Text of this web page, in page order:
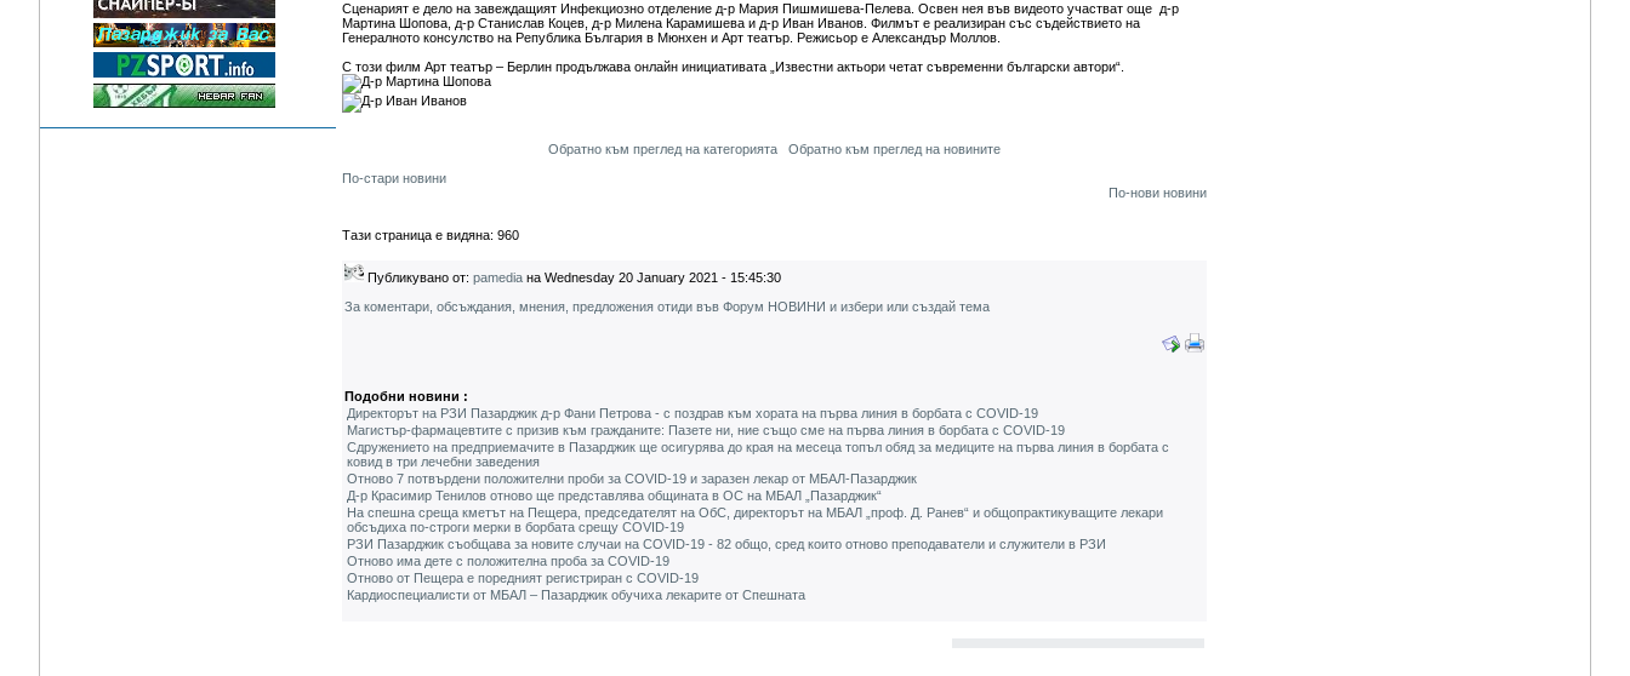
Сценарият е дело на завеждащият Инфекциозно отделение д-р Мария Пишмишева-Пелева. Освен нея във видеото участват още д-р
Мартина Шопова, д-р Станислав Коцев, д-р Милена Карамишева и д-р Иван Иванов. Филмът е реализиран със съдействието на
Генералното консулство на Република България в Мюнхен и Арт театър. Режисьор е Александър Моллов.
С този филм Арт театър – Берлин продължава онлайн инициативата „Известни актьори четат съвременни български автори“.
Обратно към преглед на категорията
Обратно към преглед на новините
По-стари новини
По-нови новини
Тази страница е видяна: 960
Публикувано от: pamedia на Wednesday 20 January 2021 - 15:45:30
За коментари, обсъждания, мнения, предложения отиди във Форум НОВИНИ и избери или създай тема
Подобни новини :
Директорът на РЗИ Пазарджик д-р Фани Петрова - с поздрав към хората на първа линия в борбата с COVID-19
Магистър-фармацевтите с призив към гражданите: Пазете ни, ние също сме на първа линия в борбата с COVID-19
Сдружението на предприемачите в Пазарджик ще осигурява до края на месеца топъл обяд за медиците на първа линия в борбата с
ковид в три лечебни заведения
Отново 7 потвърдени положителни проби за COVID-19 и заразен лекар от МБАЛ-Пазарджик
Д-р Красимир Тенилов отново ще представлява общината в ОС на МБАЛ „Пазарджик“
На спешна среща кметът на Пещера, председателят на ОбС, директорът на МБАЛ „проф. Д. Ранев“ и общопрактикуващите лекари
обсъдиха по-строги мерки в борбата срещу COVID-19
РЗИ Пазарджик съобщава за новите случаи на COVID-19 - 82 общо, сред които отново преподаватели и служители в РЗИ
Отново има дете с положителна проба за COVID-19
Отново от Пещера е поредният регистриран с COVID-19
Кардиоспециалисти от МБАЛ – Пазарджик обучиха лекарите от Спешната